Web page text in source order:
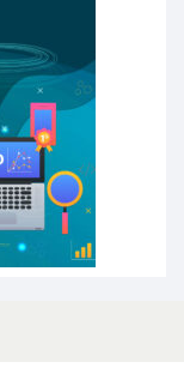
যুক্তরাষ্ট্রে